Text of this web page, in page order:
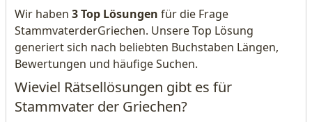
Wir haben 3 Top Lösungen für die Frage
StammvaterderGriechen. Unsere Top Lösung
generiert sich nach beliebten Buchstaben Längen,
Bewertungen und häufige Suchen.
Wieviel Rätsellösungen gibt es für
Stammvater der Griechen?